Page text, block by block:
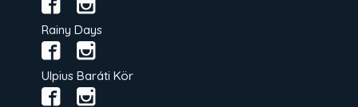
Rainy Days
Ulpius Baráti Kör